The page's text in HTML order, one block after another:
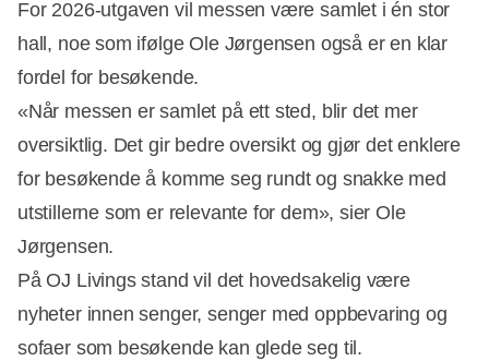
For 2026-utgaven vil messen være samlet i én stor
hall, noe som ifølge Ole Jørgensen også er en klar
fordel for besøkende.
«Når messen er samlet på ett sted, blir det mer
oversiktlig. Det gir bedre oversikt og gjør det enklere
for besøkende å komme seg rundt og snakke med
utstillerne som er relevante for dem», sier Ole
Jørgensen.
På OJ Livings stand vil det hovedsakelig være
nyheter innen senger, senger med oppbevaring og
sofaer som besøkende kan glede seg til.